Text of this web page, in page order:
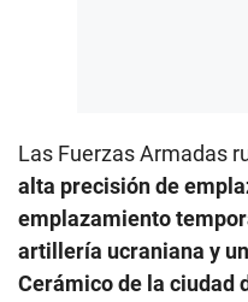
Las Fuerzas Armadas
alta precisión de
emplazamiento
artillería ucraniana y
Cerámico de la ciudad